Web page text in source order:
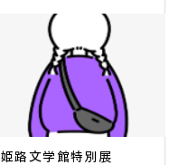
姫路文学館特別展